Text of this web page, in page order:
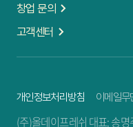
창업 문의
고객센터
개인정보처리방침 이메일
(주)올데이프레쉬 대표: 송명